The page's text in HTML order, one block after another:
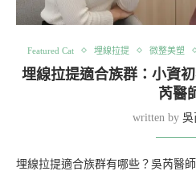
Featured Cat 埋線拉提 微整美塑
埋線拉提適合族群：小資
芮醫
written by 吳
埋線拉提適合族群有哪些？吳芮醫